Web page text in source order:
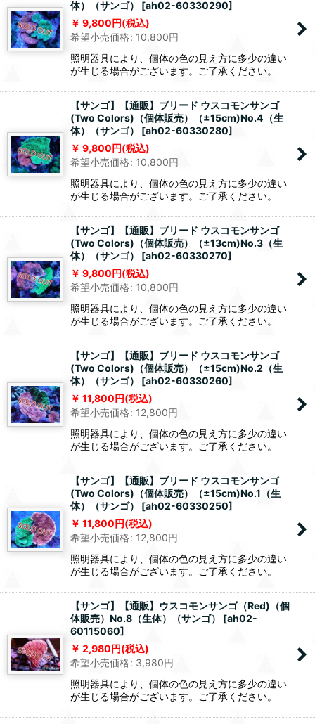
体）（サンゴ） [ah02-60330290]
9,800円(税込)
希望小売価格: 10,800円
照明器具により、個体の色の見え方に多少の違い
が生じる場合がございます。ご了承ください。
【サンゴ】【通販】ブリード ウスコモンサンゴ
(Two Colors)（個体販売）（±15cm)No.4（生
体）（サンゴ）
[ah02-60330280]
9,800円(税込)
希望小売価格: 10,800円
照明器具により、個体の色の見え方に多少の違い
が生じる場合がございます。ご了承ください。
【サンゴ】【通販】ブリード ウスコモンサンゴ
(Two Colors)（個体販売）（±13cm)No.3（生
体）（サンゴ）
[ah02-60330270]
9,800円(税込)
希望小売価格: 10,800円
照明器具により、個体の色の見え方に多少の違い
が生じる場合がございます。ご了承ください。
【サンゴ】【通販】ブリード ウスコモンサンゴ
(Two Colors)（個体販売）（±15cm)No.2（生
体）（サンゴ）
[ah02-60330260]
11,800円(税込)
希望小売価格: 12,800円
照明器具により、個体の色の見え方に多少の違い
が生じる場合がございます。ご了承ください。
【サンゴ】【通販】ブリード ウスコモンサンゴ
(Two Colors)（個体販売）（±15cm)No.1（生
体）（サンゴ）
[ah02-60330250]
11,800円(税込)
希望小売価格: 12,800円
照明器具により、個体の色の見え方に多少の違い
が生じる場合がございます。ご了承ください。
【サンゴ】【通販】ウスコモンサンゴ（Red)（個
体販売）No.8（生体）（サンゴ）
[ah02-
60115060]
2,980円(税込)
希望小売価格: 3,980円
照明器具により、個体の色の見え方に多少の違い
が生じる場合がございます。ご了承ください。